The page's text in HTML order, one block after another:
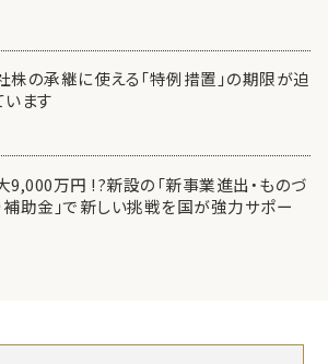
株の承継に使える「特例措置」の期限が迫
います
9,000万円 !?新設の「新事業進出・ものづ
補助金」で新しい挑戦を国が強力サポー